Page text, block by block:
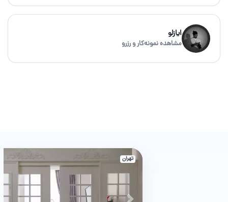
ایازلو
مشاهده نمونه‌کار و رزرو
تهران